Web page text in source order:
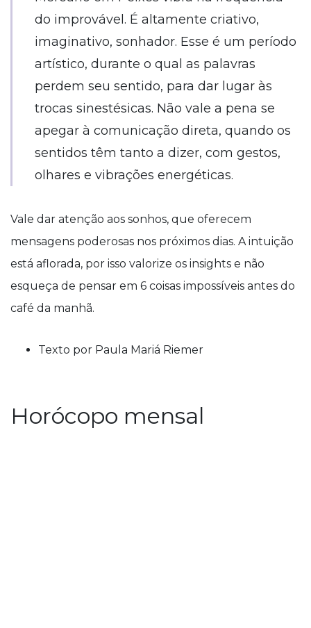
do improvável. É altamente criativo,
imaginativo, sonhador. Esse é um período
artístico, durante o qual as palavras
perdem seu sentido, para dar lugar às
trocas sinestésicas. Não vale a pena se
apegar à comunicação direta, quando os
sentidos têm tanto a dizer, com gestos,
olhares e vibrações energéticas.
Vale dar atenção aos sonhos, que oferecem
mensagens poderosas nos próximos dias. A intuição
está aflorada, por isso valorize os insights e não
esqueça de pensar em 6 coisas impossíveis antes do
café da manhã.
Texto por Paula Mariá Riemer
Horócopo mensal